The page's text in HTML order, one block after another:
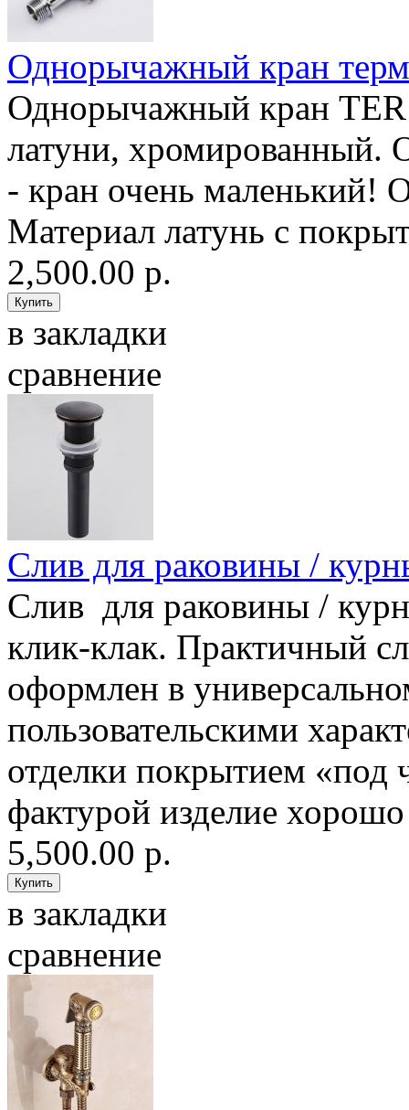
Однорычажный кран
Однорычажный кран
латуни, хромированный.
- кран очень маленький!
Материал латунь с
2,500.00 р.
в закладки
сравнение
Слив для раковины /
Слив для раковины /
клик-клак. Практичный
оформлен в
пользовательскими
отделки покрытием «под
фактурой изделие
5,500.00 р.
в закладки
сравнение